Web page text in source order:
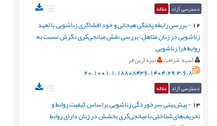
دسترسی آزاد مقاله
12
-بررسی رابطه پختگی هیجانی و خود افشاگری زناشویی با تعهد
زناشویی در زنان متاهل: بررسی نقش میانجی‌گری نگرش نسبت به
روابط فرا زناشویی
آسیه شرافت نیره آرین فر
20.1001.1.18808436.1404.29.3.6.8
دسترسی آزاد مقاله
13
-پیش‌‌بینی سرخوردگی زناشویی براساس کیفیت روابط و
تحریف‌‌های‌‌شناختی با میانجی‌‌گری بخشش در زنان دارای روابط